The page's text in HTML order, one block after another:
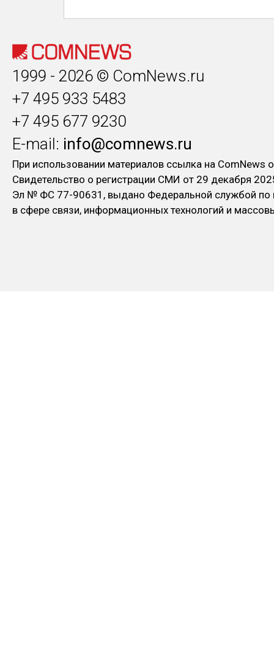
1999 - 2026 © ComNews.ru
+7 495 933 5483
+7 495 677 9230
E-mail: info@comnews.ru
При использовании материалов ссылка на ComNews
Свидетельство о регистрации СМИ от 29 декабря
Эл № ФC 77-90631, выдано Федеральной службой по
в сфере связи, информационных технологий и